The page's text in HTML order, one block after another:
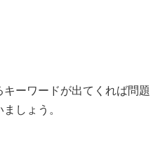
ーワードが出てくれば問題
しょう。